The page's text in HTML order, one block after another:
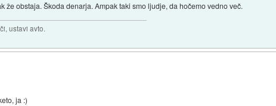
že obstaja. Škoda denarja. Ampak taki smo ljudje, da hočemo vedno več.
ustavi avto.
ja :)